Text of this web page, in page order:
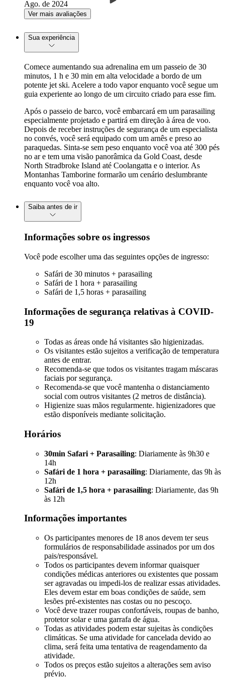
Ago. de 2024
Ver mais avaliações
Sua experiência
Comece aumentando sua adrenalina em um passeio de 30
minutos, 1 h e 30 min em alta velocidade a bordo de um
potente jet ski. Acelere a todo vapor enquanto você segue um
guia experiente ao longo de um circuito criado para esse fim.
Após o passeio de barco, você embarcará em um parasailing
especialmente projetado e partirá em direção à área de voo.
Depois de receber instruções de segurança de um especialista
no convés, você será equipado com um arnês e preso ao
paraquedas. Sinta-se sem peso enquanto você voa até 300 pés
no ar e tem uma visão panorâmica da Gold Coast, desde
North Stradbroke Island até Coolangatta e o interior. As
Montanhas Tamborine formarão um cenário deslumbrante
enquanto você voa alto.
Saiba antes de ir
Informações sobre os ingressos
Você pode escolher uma das seguintes opções de ingresso:
Safári de 30 minutos + parasailing
Safári de 1 hora + parasailing
Safári de 1,5 horas + parasailing
Informações de segurança relativas à COVID-
19
Todas as áreas onde há visitantes são higienizadas.
Os visitantes estão sujeitos a verificação de temperatura
antes de entrar.
Recomenda-se que todos os visitantes tragam máscaras
faciais por segurança.
Recomenda-se que você mantenha o distanciamento
social com outros visitantes (2 metros de distância).
Higienize suas mãos regularmente. higienizadores que
estão disponíveis mediante solicitação.
Horários
30min Safari + Parasailing: Diariamente às 9h30 e
14h
Safári de 1 hora + parasailing: Diariamente, das 9h às
12h
Safári de 1,5 hora + parasailing: Diariamente, das 9h
às 12h
Informações importantes
Os participantes menores de 18 anos devem ter seus
formulários de responsabilidade assinados por um dos
pais/responsável.
Todos os participantes devem informar quaisquer
condições médicas anteriores ou existentes que possam
ser agravadas ou impedi-los de realizar essas atividades.
Eles devem estar em boas condições de saúde, sem
lesões pré-existentes nas costas ou no pescoço.
Você deve trazer roupas confortáveis, roupas de banho,
protetor solar e uma garrafa de água.
Todas as atividades podem estar sujeitas às condições
climáticas. Se uma atividade for cancelada devido ao
clima, será feita uma tentativa de reagendamento da
atividade.
Todos os preços estão sujeitos a alterações sem aviso
prévio.